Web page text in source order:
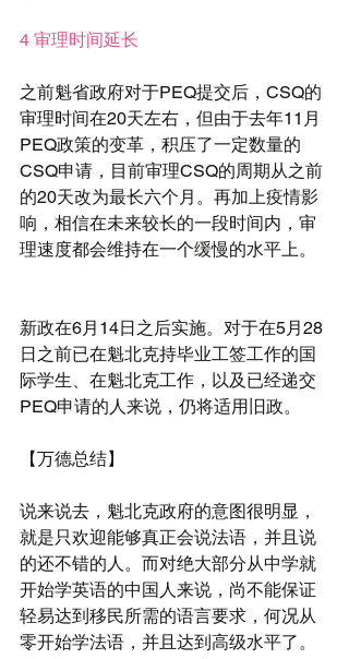
4 审理时间延长
之前魁省政府对于PEQ提交后，CSQ的
审理时间在20天左右，但由于去年11月
PEQ政策的变革，积压了一定数量的
CSQ申请，目前审理CSQ的周期从之前
的20天改为最长六个月。再加上疫情影
响，相信在未来较长的一段时间内，审
理速度都会维持在一个缓慢的水平上。
新政在6月14日之后实施。对于在5月28
日之前已在魁北克持毕业工签工作的国
际学生、在魁北克工作，以及已经递交
PEQ申请的人来说，仍将适用旧政。
【万德总结】
说来说去，魁北克政府的意图很明显，
就是只欢迎能够真正会说法语，并且说
的还不错的人。而对绝大部分从中学就
开始学英语的中国人来说，尚不能保证
轻易达到移民所需的语言要求，何况从
零开始学法语，并且达到高级水平了。